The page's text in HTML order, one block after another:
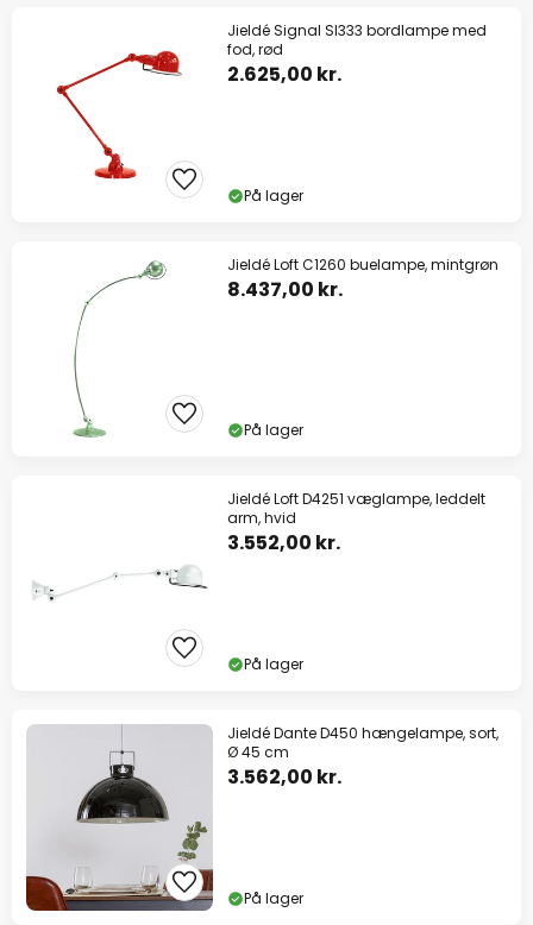
Jieldé Signal SI333 bordlampe med
fod, rød
2.625,00 kr.
På lager
Jieldé Loft C1260 buelampe, mintgrøn
8.437,00 kr.
På lager
Jieldé Loft D4251 væglampe, leddelt
arm, hvid
3.552,00 kr.
På lager
Jieldé Dante D450 hængelampe, sort,
Ø 45 cm
3.562,00 kr.
På lager